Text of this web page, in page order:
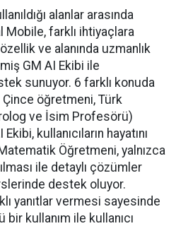
alanlar arasında
Mobile, farklı ihtiyaçlara
ve alanında uzmanlık
GM AI Ekibi ile
sunuyor. 6 farklı konuda
öğretmeni, Türk
ve İsim Profesörü)
kullanıcıların hayatını
Öğretmeni, yalnızca
ile detaylı çözümler
destek oluyor.
yanıtlar vermesi sayesinde
kullanım ile kullanıcı